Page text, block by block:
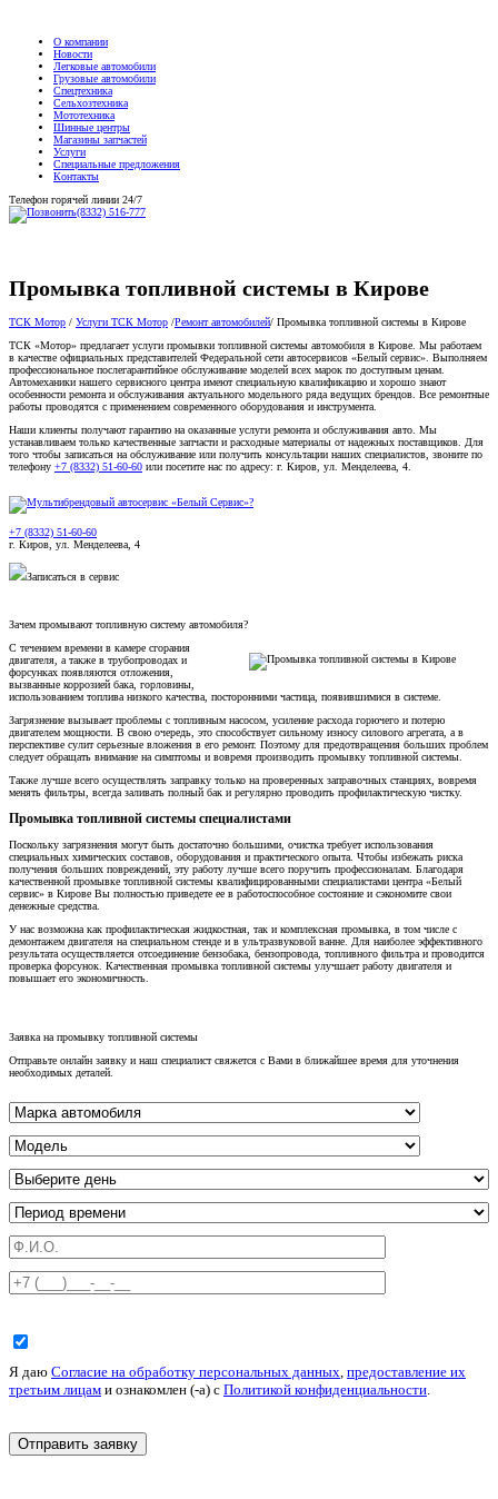
Новости
Легковые автомобили
Грузовые автомобили
Спецтехника
Сельхозтехника
Мототехника
Шинные центры
Магазины запчастей
Услуги
Специальные предложения
Контакты
Телефон горячей линии 24/7
(8332) 516-777
ТСК Мотор
Промывка топливной системы в Кирове
ТСК «Мотор» предлагает услуги промывки топливной системы автомобиля в Кирове. Мы работаем
в качестве официальных представителей Федеральной сети автосервисов «Белый сервис». Выполняем
профессиональное послегарантийное обслуживание моделей всех марок по доступным ценам.
Автомеханики нашего сервисного центра имеют специальную квалификацию и хорошо знают
особенности ремонта и обслуживания актуального модельного ряда ведущих брендов. Все ремонтные
работы проводятся с применением современного оборудования и инструмента.
Наши клиенты получают гарантию на оказанные услуги ремонта и обслуживания авто. Мы
устанавливаем только качественные запчасти и расходные материалы от надежных поставщиков. Для
того чтобы записаться на обслуживание или получить консультации наших специалистов, звоните по
телефону+7 (8332) 51-60-60или посетите нас по адресу: г. Киров, ул. Менделеева, 4.
+7 (8332) 51-60-60
г. Киров, ул. Менделеева, 4
С течением времени в камере сгорания
двигателя, а также в трубопроводах и
форсунках появляются отложения,
вызванные коррозией бака, горловины,
использованием топлива низкого качества, посторонними частица, появившимися в системе.
Загрязнение вызывает проблемы с топливным насосом, усиление расхода горючего и потерю
двигателем мощности. В свою очередь, это способствует сильному износу силового агрегата, а в
перспективе сулит серьезные вложения в его ремонт. Поэтому для предотвращения больших проблем
следует обращать внимание на симптомы и вовремя производить промывку топливной системы.
Также лучше всего осуществлять заправку только на проверенных заправочных станциях, вовремя
менять фильтры, всегда заливать полный бак и регулярно проводить профилактическую чистку.
Промывка топливной системы специалистами
Поскольку загрязнения могут быть достаточно большими, очистка требует использования
специальных химических составов, оборудования и практического опыта. Чтобы избежать риска
получения больших повреждений, эту работу лучше всего поручить профессионалам. Благодаря
качественной промывке топливной системы квалифицированными специалистами центра «Белый
сервис» в Кирове Вы полностью приведете ее в работоспособное состояние и сэкономите свои
денежные средства.
У нас возможна как профилактическая жидкостная, так и комплексная промывка, в том числе с
демонтажем двигателя на специальном стенде и в ультразвуковой ванне. Для наиболее эффективного
результата осуществляется отсоединение бензобака, бензопровода, топливного фильтра и проводится
проверка форсунок. Качественная промывка топливной системы улучшает работу двигателя и
повышает его экономичность.
Отправьте онлайн заявку и наш специалист свяжется с Вами в ближайшее время для уточнения
необходимых деталей.
Я даю
третьим лицами ознакомлен (-а) cПолитикой конфиденциальности.